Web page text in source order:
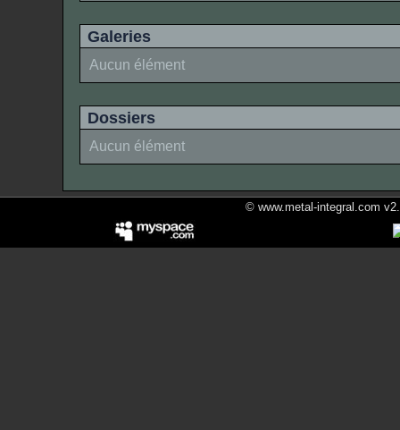
Galeries
Aucun élément
Dossiers
Aucun élément
© www.metal-integral.com